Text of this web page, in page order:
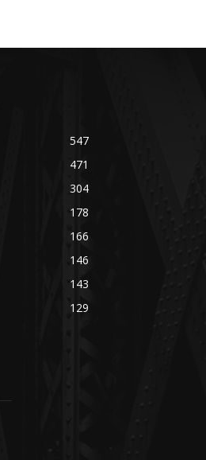
547
471
304
178
166
146
143
129